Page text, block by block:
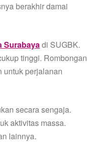
berakhir damai
Surabayadi SUGBK.
tinggi. Rombongan
untuk perjalanan
secara sengaja.
aktivitas massa.
lainnya.